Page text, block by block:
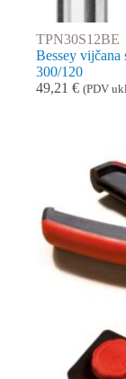
TPN30S12BE
Bessey
300/120
49,21 € (PDV